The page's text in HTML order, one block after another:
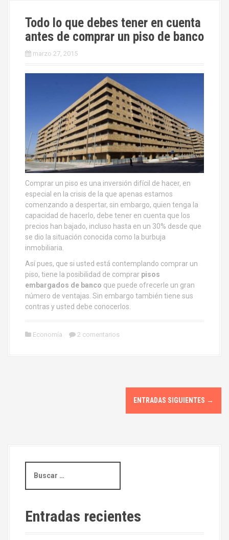
Todo lo que debes tener en cuenta
antes de comprar un piso de banco
marzo 27, 2015
Comprar un piso es una inversión difícil de hacer, en
especial en la crisis de la que apenas estamos
comenzando a despertar, sin embargo, quien tenga la
capacidad de hacerlo, debe tener en cuenta que los
precios han bajado, incluso hasta en un 30% desde que
se dio la situación conocida como la burbuja
inmobiliaria.
Así pues, que si usted está contemplando comprar un
piso, tiene la posibilidad de comprar pisos
embargados de banco que puede ofrecerle un gran
número de ventajas. Sin embargo también tiene sus
contras y usted debe conocerlos.
Economía 2 comentarios
ENTRADAS SIGUIENTES →
s
a
rEntradas recientes